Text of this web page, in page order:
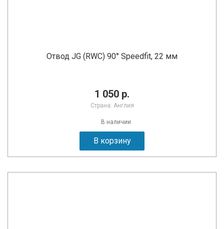
Отвод JG (RWC) 90° Speedfit, 22 мм
1 050 р.
Страна: Англия
В наличии
В корзину